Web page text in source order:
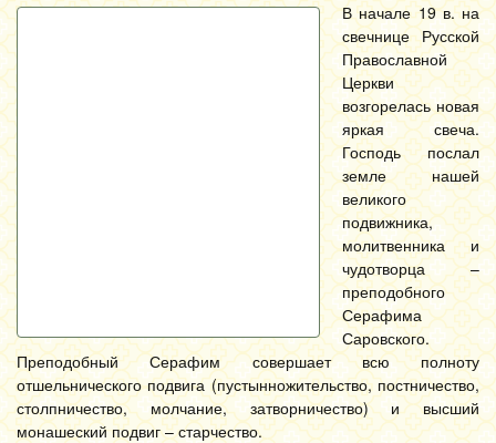
В начале 19 в. на
свечнице Русской
Православной
Церкви
возгорелась новая
яркая свеча.
Господь послал
земле нашей
великого
подвижника,
молитвенника и
чудотворца –
преподобного
Серафима
Саровского.
Преподобный Серафим совершает всю полноту
отшельнического подвига (пустынножительство, постничество,
столпничество, молчание, затворничество) и высший
монашеский подвиг – старчество.